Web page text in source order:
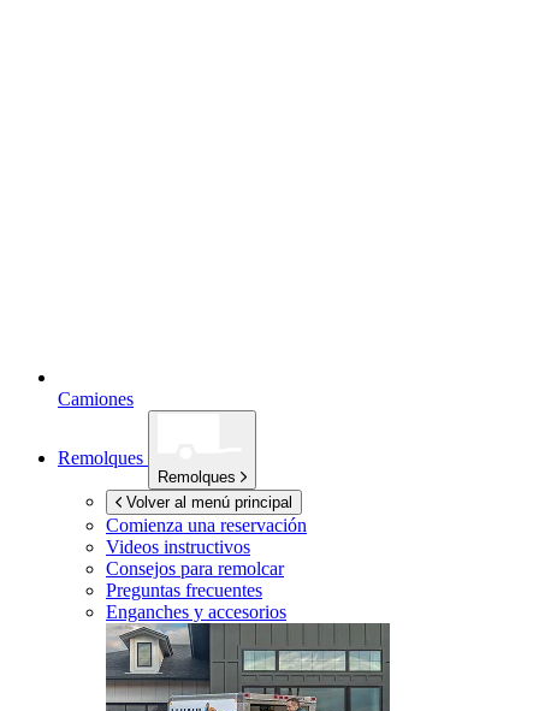
Camiones
Remolques
Remolques
Volver al menú principal
Comienza una reservación
Videos instructivos
Consejos para remolcar
Preguntas frecuentes
Enganches y accesorios